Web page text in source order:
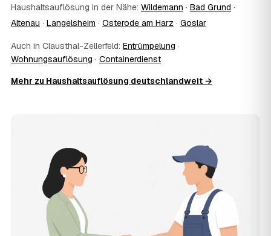
rund um Clausthal-Zellerfeld auch kurzfristig. Den
konkreten Termin stimmt der Partner direkt mit Ihnen ab –
Wunschtermine bis zu 60 Tage im Voraus sind möglich.
11
Wird besenrein übergeben?
Auf Wunsch ja. Der Partner hinterlässt die Räume
Die Anfrage über AWL Zentrum ist kostenlos und
unverbindlich. Sie beschreiben Ihr Vorhaben, erhalten
mehrere Festpreis-Angebote geprüfter Anbieter in
Clausthal-Zellerfeld und zahlen nur, wenn Sie sich für ein
Angebot entscheiden.
Warum liegt die Preisspanne in Clausthal-
Zellerfeld zwischen 1.020 € und 3.370 €?
Haushaltsauflösung in der Nähe: Wildemann · Bad Grund ·
Altenau · Langelsheim · Osterode am Harz · Goslar
Auch in Clausthal-Zellerfeld: Entrümpelung ·
Wohnungsauflösung · Containerdienst
Mehr zu Haushaltsauflösung deutschlandweit →